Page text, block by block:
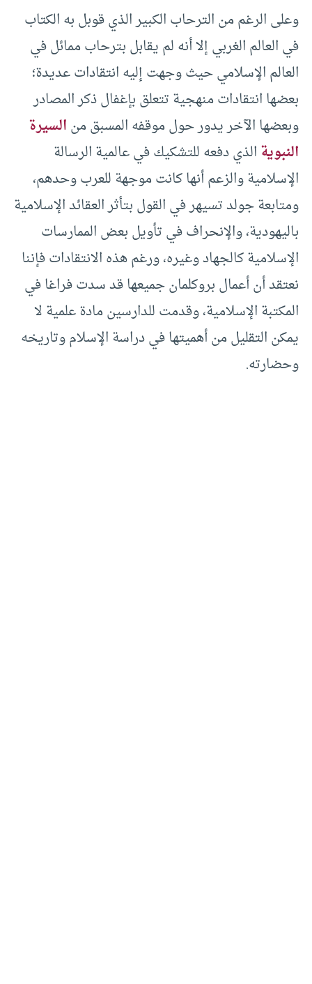
وعلى الرغم من الترحاب الكبير الذي قوبل به الكتاب
في العالم الغربي إلا أنه لم يقابل بترحاب ممائل في
العالم الإسلامي حيث وجهت إليه انتقادات عديدة؛
بعضها انتقادات منهجية تتعلق بإغفال ذكر المصادر
وبعضها الآخر يدور حول موقفه المسبق منالسيرة
النبويةالذي دفعه للتشكيك في عالمية الرسالة
الإسلامية والزعم أنها كانت موجهة للعرب وحدهم،
ومتابعة جولد تسيهر في القول بتأثر العقائد الإسلامية
باليهودية، والإنحراف في تأويل بعض الممارسات
الإسلامية كالجهاد وغيره، ورغم هذه الانتقادات فإننا
نعتقد أن أعمال بروكلمان جميعها قد سدت فراغا في
المكتبة الإسلامية، وقدمت للدارسين مادة علمية لا
يمكن التقليل من أهميتها في دراسة الإسلام وتاريخه
وحضارته.